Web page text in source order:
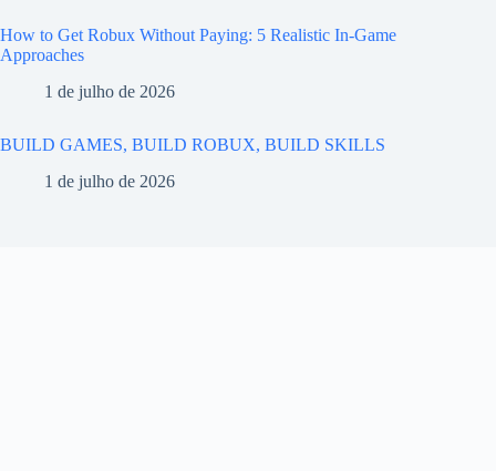
How to Get Robux Without Paying: 5 Realistic In-Game
Approaches
1 de julho de 2026
BUILD GAMES, BUILD ROBUX, BUILD SKILLS
1 de julho de 2026